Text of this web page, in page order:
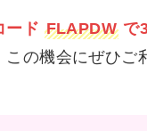
ード FLAPDWで
この機会にぜひご